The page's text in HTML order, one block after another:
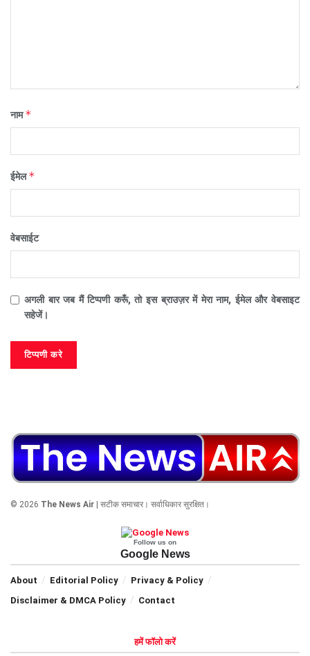
नाम*
ईमेल*
वेबसाईट
अगली बार जब मैं टिप्पणी करूँ, तो इस ब्राउज़र में मेरा नाम, ईमेल और वेबसाइट
सहेजें।
© 2026 The News Air | सटीक समाचार। सर्वाधिकार सुरक्षित।
Follow us on
Google News
About Editorial Policy
Privacy & Policy
Disclaimer & DMCA Policy
Contact
हमें फॉलो करें